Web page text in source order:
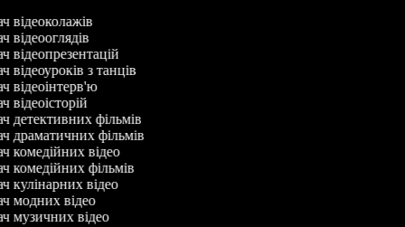
відеоколажів
відеооглядів
відеопрезентацій
відеоуроків з танців
відеоінтерв'ю
відеоісторій
детективних фільмів
драматичних фільмів
комедійних відео
комедійних фільмів
кулінарних відео
модних відео
музичних відео